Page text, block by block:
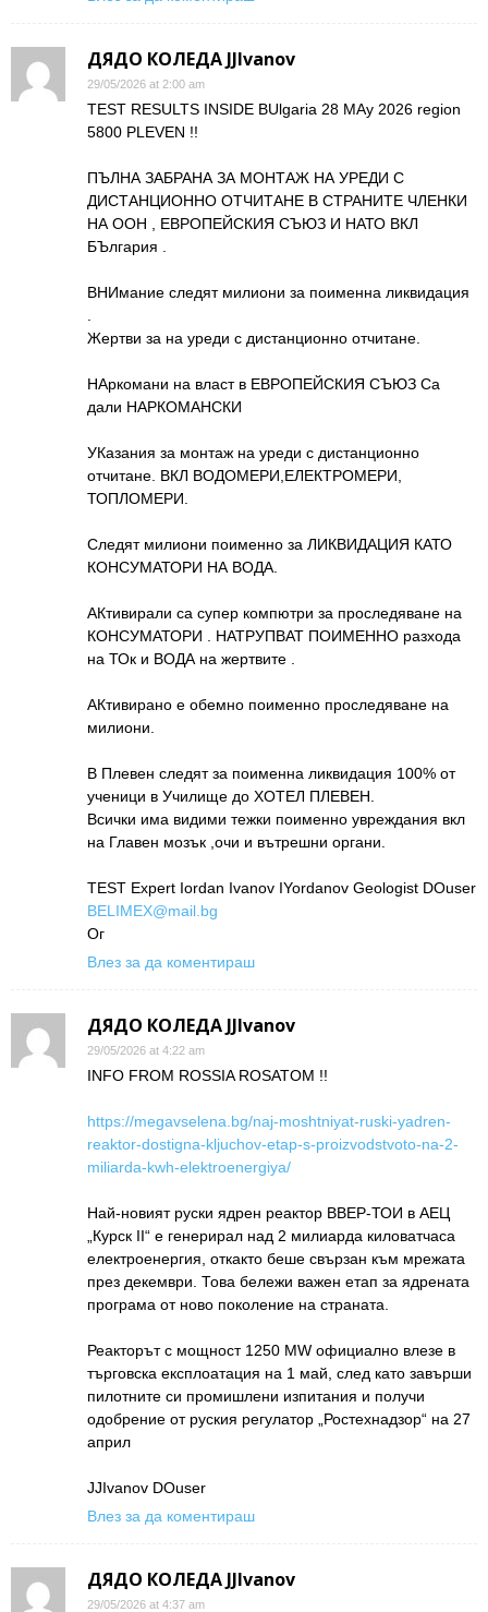
ДЯДО КОЛЕДА JJIvanov
29/05/2026 at 2:00 am
TEST RESULTS INSIDE BUlgaria 28 MAy 2026 region
5800 PLEVEN !!
ПЪЛНА ЗАБРАНА ЗА МОНТАЖ НА УРЕДИ С
ДИСТАНЦИОННО ОТЧИТАНЕ В СТРАНИТЕ ЧЛЕНКИ
НА ООН , ЕВРОПЕЙСКИЯ СЪЮЗ И НАТО ВКЛ
БЪлгария .
ВНИмание следят милиони за поименна ликвидация
Жертви за на уреди с дистанционно отчитане.
НАркомани на власт в ЕВРОПЕЙСКИЯ СЪЮЗ Са
дали НАРКОМАНСКИ
УКазания за монтаж на уреди с дистанционно
отчитане. ВКЛ ВОДОМЕРИ,ЕЛЕКТРОМЕРИ,
ТОПЛОМЕРИ.
Следят милиони поименно за ЛИКВИДАЦИЯ КАТО
КОНСУМАТОРИ НА ВОДА.
АКтивирали са супер компютри за проследяване на
КОНСУМАТОРИ . НАТРУПВАТ ПОИМЕННО разхода
на ТОк и ВОДА на жертвите .
АКтивирано е обемно поименно проследяване на
милиони.
В Плевен следят за поименна ликвидация 100% от
ученици в Училище до ХОТЕЛ ПЛЕВЕН.
Всички има видими тежки поименно увреждания вкл
на Главен мозък ,очи и вътрешни органи.
TEST Expert Iordan Ivanov IYordanov Geologist DOuser
BELIMEX@mail.bg
Ог
Влез за да коментираш
ДЯДО КОЛЕДА JJIvanov
29/05/2026 at 4:22 am
INFO FROM ROSSIA ROSATOM !!
https://megavselena.bg/naj-moshtniyat-ruski-yadren-
reaktor-dostigna-kljuchov-etap-s-proizvodstvoto-na-2-
miliarda-kwh-elektroenergiya/
Най-новият руски ядрен реактор ВВЕР-ТОИ в АЕЦ
„Курск II“ е генерирал над 2 милиарда киловатчаса
електроенергия, откакто беше свързан към мрежата
през декември. Това бележи важен етап за ядрената
програма от ново поколение на страната.
Реакторът с мощност 1250 MW официално влезе в
търговска експлоатация на 1 май, след като завърши
пилотните си промишлени изпитания и получи
одобрение от руския регулатор „Ростехнадзор“ на 27
април
JJIvanov DOuser
Влез за да коментираш
ДЯДО КОЛЕДА JJIvanov
29/05/2026 at 4:37 am